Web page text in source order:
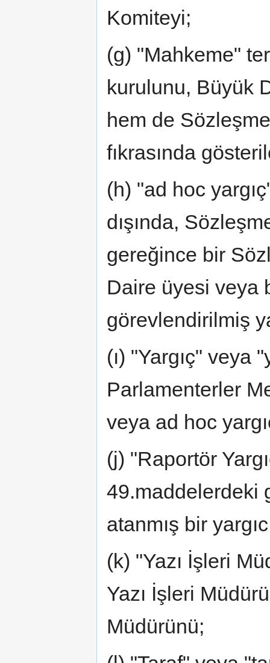
Komiteyi;
(g) "Mahkeme"
kurulunu, Büyük
hem de
fıkrasında
(h) "ad hoc
dışında,
gereğince bir
Daire üyesi veya
görevlendirilmiş
(ı) "Yargıç" veya
Parlamenterler
veya ad hoc
(j) "Raportör
49.maddelerdeki
atanmış bir
(k) "Yazı İşleri
Yazı İşleri
Müdürünü;